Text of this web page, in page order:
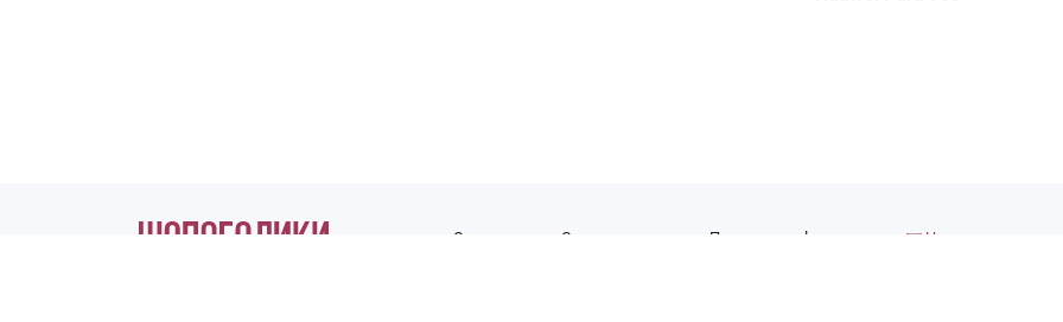
О журнале Сотрудничество Правовая информация Написать нам